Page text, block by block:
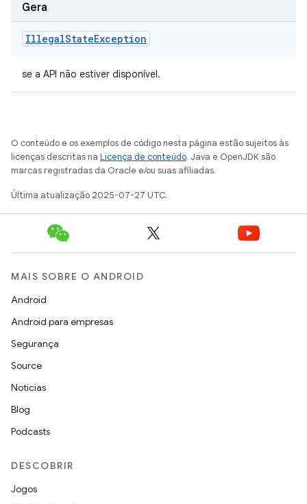
Gera
IllegalStateException
se a API não estiver disponível.
O conteúdo e os exemplos de código nesta página estão sujeitos às
licenças descritas na Licença de conteúdo. Java e OpenJDK são
marcas registradas da Oracle e/ou suas afiliadas.
Última atualização 2025-07-27 UTC.
MAIS SOBRE O ANDROID
Android
Android para empresas
Segurança
Source
Notícias
Blog
Podcasts
DESCOBRIR
Jogos